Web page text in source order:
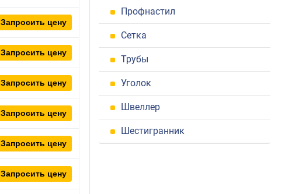
Запросить цену
Запросить цену
Запросить цену
Запросить цену
Запросить цену
Запросить цену
Профнастил
Сетка
Трубы
Уголок
Швеллер
Шестигранник